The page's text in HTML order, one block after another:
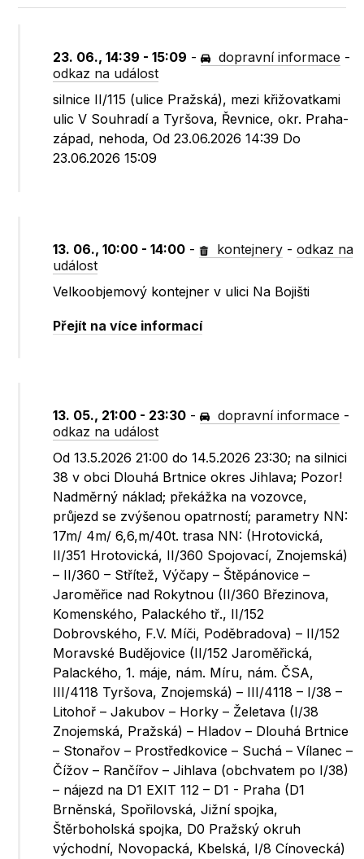
23. 06., 14:39 - 15:09 - dopravní informace -
odkaz na událost
silnice II/115 (ulice Pražská), mezi křižovatkami
ulic V Souhradí a Tyršova, Řevnice, okr. Praha-
západ, nehoda, Od 23.06.2026 14:39 Do
23.06.2026 15:09
13. 06., 10:00 - 14:00 - kontejnery -odkaz na
událost
Velkoobjemový kontejner v ulici Na Bojišti
Přejít na více informací
13. 05., 21:00 - 23:30 - dopravní informace -
odkaz na událost
Od 13.5.2026 21:00 do 14.5.2026 23:30; na silnici
38 v obci Dlouhá Brtnice okres Jihlava; Pozor!
Nadměrný náklad; překážka na vozovce,
průjezd se zvýšenou opatrností; parametry NN:
17m/ 4m/ 6,6,m/40t. trasa NN: (Hrotovická,
II/351 Hrotovická, II/360 Spojovací, Znojemská)
– II/360 – Střítež, Výčapy – Štěpánovice –
Jaroměřice nad Rokytnou (II/360 Březinova,
Komenského, Palackého tř., II/152
Dobrovského, F.V. Míči, Poděbradova) – II/152
Moravské Budějovice (II/152 Jaroměřická,
Palackého, 1. máje, nám. Míru, nám. ČSA,
III/4118 Tyršova, Znojemská) – III/4118 – I/38 –
Litohoř – Jakubov – Horky – Želetava (I/38
Znojemská, Pražská) – Hladov – Dlouhá Brtnice
– Stonařov – Prostředkovice – Suchá – Vílanec –
Čížov – Rančířov – Jihlava (obchvatem po I/38)
– nájezd na D1 EXIT 112 – D1 - Praha (D1
Brněnská, Spořilovská, Jižní spojka,
Štěrboholská spojka, D0 Pražský okruh
východní, Novopacká, Kbelská, I/8 Cínovecká)